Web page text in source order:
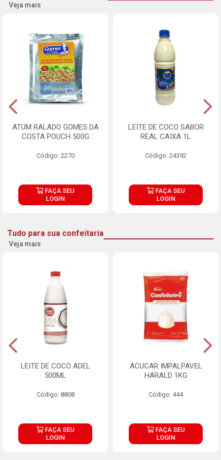
Veja mais
ATUM RALADO GOMES DA
COSTA POUCH 500G
Código: 2270
FAÇA SEU
LOGIN
LEITE DE COCO SABOR
REAL CAIXA 1L
Código: 24392
FAÇA SEU
LOGIN
Tudo para sua confeitaria
Veja mais
LEITE DE COCO ADEL
500ML
Código: 8808
FAÇA SEU
LOGIN
ACUCAR IMPALPAVEL
HARALD 1KG
Código: 444
FAÇA SEU
LOGIN